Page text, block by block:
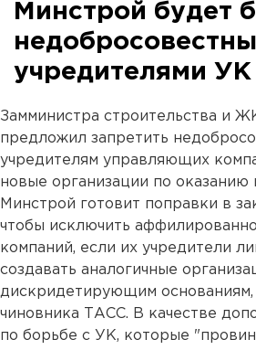
Минстрой будет
учредителями УК
Замминистра строительства и
предложил запретить
учредителям управляющих
новые организации по оказанию
Минстрой готовит поправки в
чтобы исключить
компаний, если их учредители
создавать аналогичные
дискридетирующим основаниям,
чиновника ТАСС. В качестве
по борьбе с УК, которые